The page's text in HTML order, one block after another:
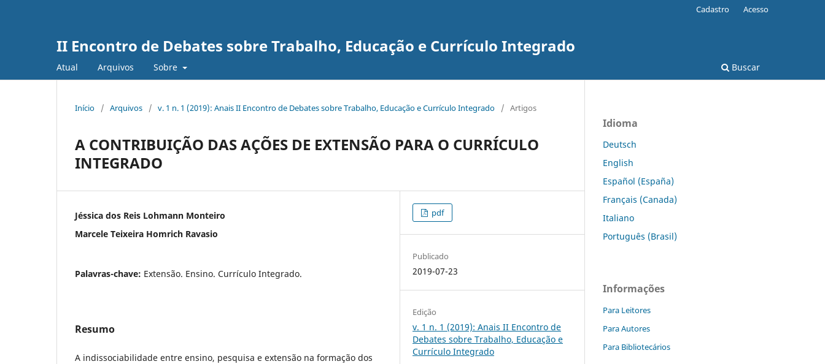
II Encontro de Debates sobre Trabalho, Educação e Currículo Integrado
Atual Arquivos Sobre Buscar
Cadastro Acesso
Início / Arquivos / v. 1 n. 1 (2019): Anais II Encontro de Debates sobre Trabalho, Educação e Currículo Integrado / Artigos
A CONTRIBUIÇÃO DAS AÇÕES DE EXTENSÃO PARA O CURRÍCULO
INTEGRADO
Jéssica dos Reis Lohmann Monteiro
Marcele Teixeira Homrich Ravasio
Palavras-chave: Extensão. Ensino. Currículo Integrado.
Resumo
A indissociabilidade entre ensino, pesquisa e extensão na formação dos
pdf
Publicado
2019-07-23
Edição
v. 1 n. 1 (2019): Anais II Encontro de
Debates sobre Trabalho, Educação e
Currículo Integrado
Idioma
Deutsch
English
Español (España)
Français (Canada)
Italiano
Português (Brasil)
Informações
Para Leitores
Para Autores
Para Bibliotecários